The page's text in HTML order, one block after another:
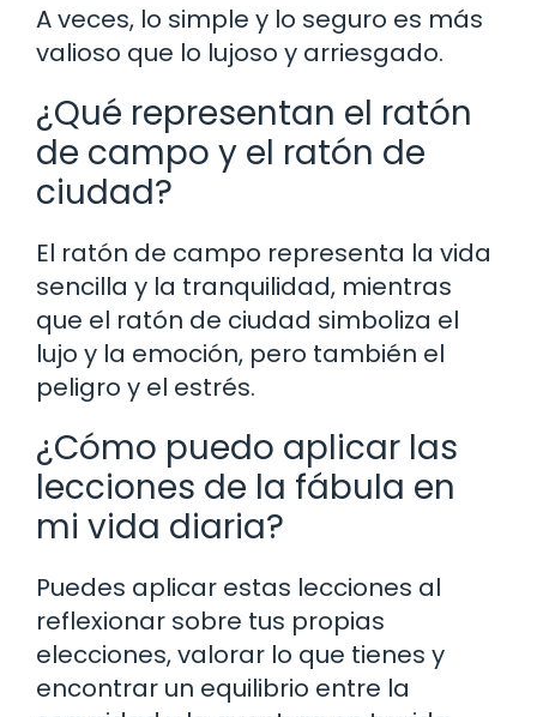
A veces, lo simple y lo seguro es más
valioso que lo lujoso y arriesgado.
¿Qué representan el ratón
de campo y el ratón de
ciudad?
El ratón de campo representa la vida
sencilla y la tranquilidad, mientras
que el ratón de ciudad simboliza el
lujo y la emoción, pero también el
peligro y el estrés.
¿Cómo puedo aplicar las
lecciones de la fábula en
mi vida diaria?
Puedes aplicar estas lecciones al
reflexionar sobre tus propias
elecciones, valorar lo que tienes y
encontrar un equilibrio entre la